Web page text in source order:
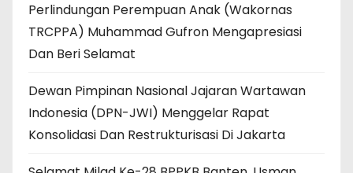
Perlindungan Perempuan Anak (Wakornas
TRCPPA) Muhammad Gufron Mengapresiasi
Dan Beri Selamat
Dewan Pimpinan Nasional Jajaran Wartawan
Indonesia (DPN-JWI) Menggelar Rapat
Konsolidasi Dan Restrukturisasi Di Jakarta